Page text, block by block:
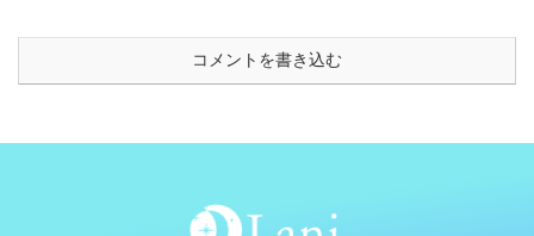
コメントを書き込む